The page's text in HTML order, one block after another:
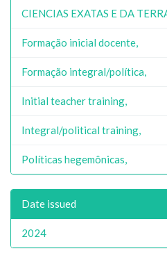
CIENCIAS EXATAS E DA
Formação inicial docente,
Formação integral/política,
Initial teacher training,
Integral/political training,
Políticas hegemônicas,
Date issued
2024